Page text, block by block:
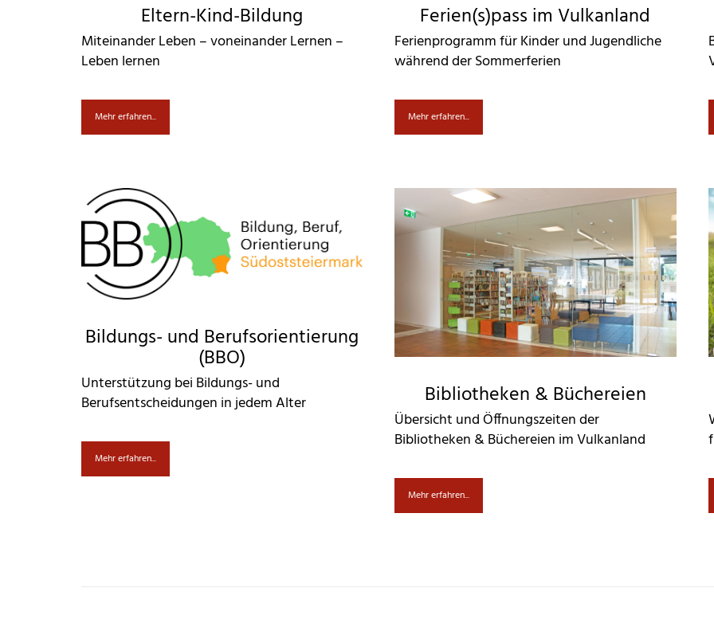
Eltern-Kind-Bildung
Miteinander Leben – voneinander Lernen –
Leben lernen
Mehr erfahren...
Ferien(s)pass im Vulkanland
Ferienprogramm für Kinder und Jugendliche
während der Sommerferien
Mehr erfahren...
Bildungs- und Berufsorientierung
(BBO)
Unterstützung bei Bildungs- und
Berufsentscheidungen in jedem Alter
Mehr erfahren...
Bibliotheken & Büchereien
Übersicht und Öffnungszeiten der
Bibliotheken & Büchereien im Vulkanland
Mehr erfahren...